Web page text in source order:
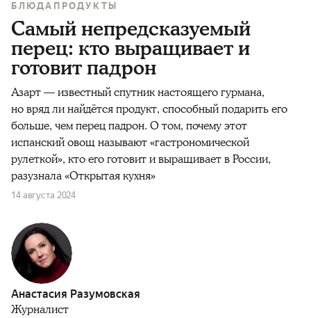
БЛЮДА ПРОДУКТЫ
Самый непредсказуемый
перец: кто выращивает и
готовит падрон
Азарт — известный спутник настоящего гурмана,
но вряд ли найдётся продукт, способный подарить его
больше, чем перец падрон. О том, почему этот
испанский овощ называют «гастрономической
рулеткой», кто его готовит и выращивает в России,
разузнала «Открытая кухня»
14 августа 2024
Анастасия Разумовская
Журналист